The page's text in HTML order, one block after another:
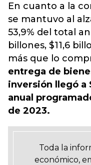
En cuanto a la
se mantuvo al
53,9% del total
billones, $11,6
más que lo
entrega de
inversión llegó a
anual
de 2023.
Toda la
económico,